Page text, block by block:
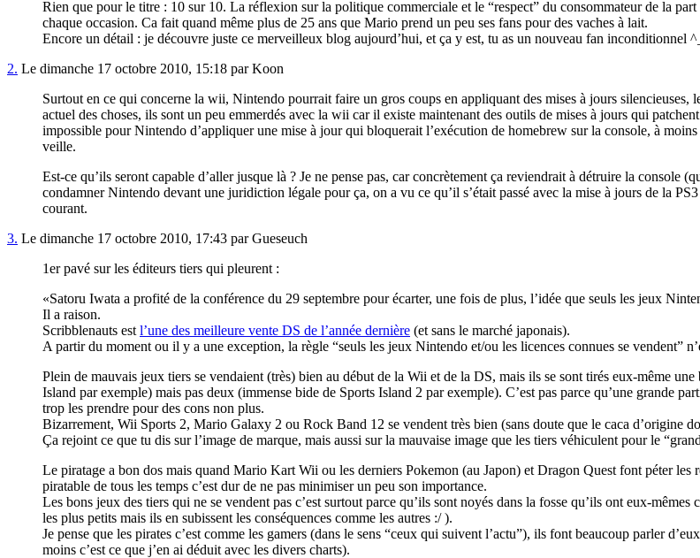
Rien que pour le titre : 10 sur 10. La réflexion sur la politique commerciale et le “respect” du consommateur de la
chaque occasion. Ca fait quand même plus de 25 ans que Mario prend un peu ses fans pour des vaches à lait.
Encore un détail : je découvre juste ce merveilleux blog aujourd’hui, et ça y est, tu as un nouveau fan inconditionnel
2. Le dimanche 17 octobre 2010, 15:18 par Koon
Surtout en ce qui concerne la wii, Nintendo pourrait faire un gros coups en appliquant des mises à jours silencieuses,
actuel des choses, ils sont un peu emmerdés avec la wii car il existe maintenant des outils de mises à jours qui
impossible pour Nintendo d’appliquer une mise à jour qui bloquerait l’exécution de homebrew sur la console, à
veille.
Est-ce qu’ils seront capable d’aller jusque là ? Je ne pense pas, car concrètement ça reviendrait à détruire la
condamner Nintendo devant une juridiction légale pour ça, on a vu ce qu’il s’était passé avec la mise à jours de la
courant.
3. Le dimanche 17 octobre 2010, 17:43 par Gueseuch
1er pavé sur les éditeurs tiers qui pleurent :
Satoru Iwata a profité de la conférence du 29 septembre pour écarter, une fois de plus, l’idée que seuls les jeux
Il a raison.
Scribblenauts est l’une des meilleure vente DS de l’année dernière (et sans le marché japonais).
A partir du moment ou il y a une exception, la règle “seuls les jeux Nintendo et/ou les licences connues se vendent”
Plein de mauvais jeux tiers se vendaient (très) bien au début de la Wii et de la DS, mais ils se sont tirés eux-même
Island par exemple) mais pas deux (immense bide de Sports Island 2 par exemple). C’est pas parce qu’une grande
trop les prendre pour des cons non plus.
Bizarrement, Wii Sports 2, Mario Galaxy 2 ou Rock Band 12 se vendent très bien (sans doute que le caca d’origine
Ça rejoint ce que tu dis sur l’image de marque, mais aussi sur la mauvaise image que les tiers véhiculent pour le
Le piratage a bon dos mais quand Mario Kart Wii ou les derniers Pokemon (au Japon) et Dragon Quest font péter les
piratable de tous les temps c’est dur de ne pas minimiser un peu son importance.
Les bons jeux des tiers qui ne se vendent pas c’est surtout parce qu’ils sont noyés dans la fosse qu’ils ont eux-
les plus petits mais ils en subissent les conséquences comme les autres :/ ).
Je pense que les pirates c’est comme les gamers (dans le sens “ceux qui suivent l’actu”), ils font beaucoup parler
moins c’est ce que j’en ai déduit avec les divers charts).